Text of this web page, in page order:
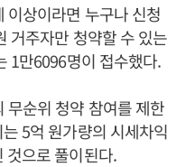
상이라면 누구나 신청
거주자만 청약할 수 있는
1만6096명이 접수했다.
무순위 청약 참여를 제한
5억 원가량의 시세차익
것으로 풀이된다.